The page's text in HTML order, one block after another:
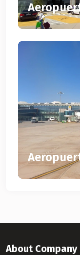
About Company